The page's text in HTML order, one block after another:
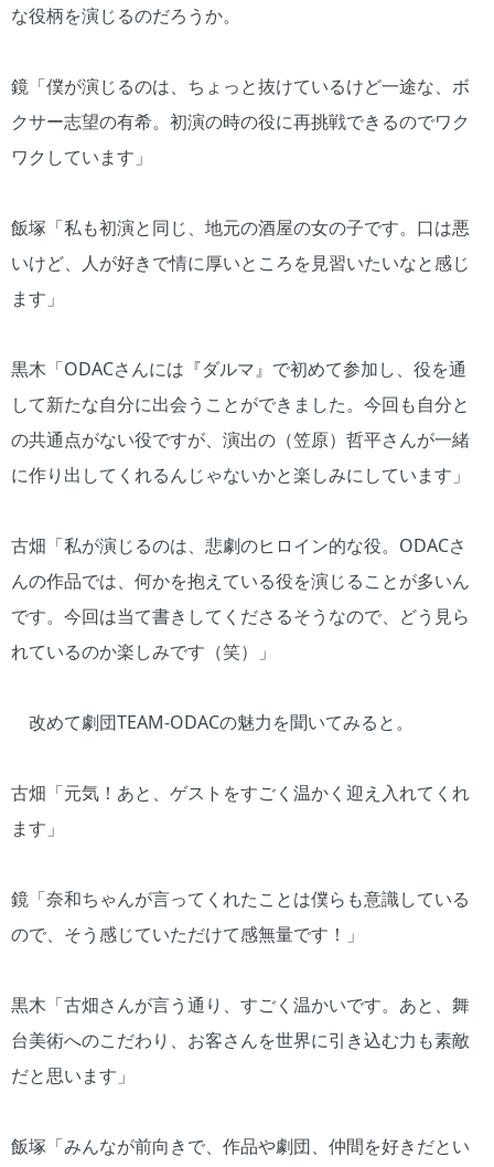
な役柄を演じるのだろうか。
鏡「僕が演じるのは、ちょっと抜けているけど一途な、ボ
クサー志望の有希。初演の時の役に再挑戦できるのでワク
ワクしています」
飯塚「私も初演と同じ、地元の酒屋の女の子です。口は悪
いけど、人が好きで情に厚いところを見習いたいなと感じ
ます」
黒木「ODACさんには『ダルマ』で初めて参加し、役を通
して新たな自分に出会うことができました。今回も自分と
の共通点がない役ですが、演出の（笠原）哲平さんが一緒
に作り出してくれるんじゃないかと楽しみにしています」
古畑「私が演じるのは、悲劇のヒロイン的な役。ODACさ
んの作品では、何かを抱えている役を演じることが多いん
です。今回は当て書きしてくださるそうなので、どう見ら
れているのか楽しみです（笑）」
改めて劇団TEAM-ODACの魅力を聞いてみると。
古畑「元気！あと、ゲストをすごく温かく迎え入れてくれ
ます」
鏡「奈和ちゃんが言ってくれたことは僕らも意識している
ので、そう感じていただけて感無量です！」
黒木「古畑さんが言う通り、すごく温かいです。あと、舞
台美術へのこだわり、お客さんを世界に引き込む力も素敵
だと思います」
飯塚「みんなが前向きで、作品や劇団、仲間を好きだとい